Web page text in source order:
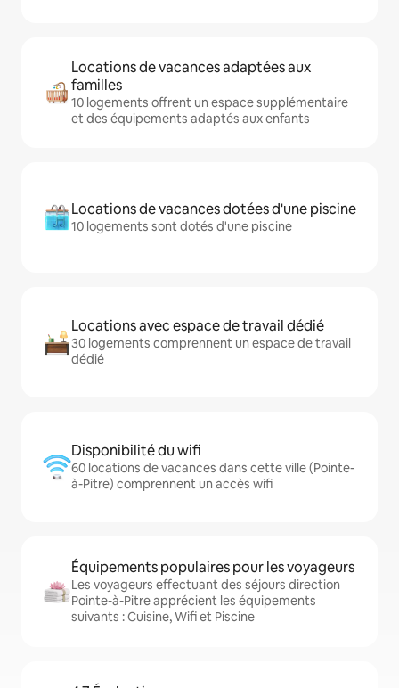
Locations de vacances adaptées aux
familles
10 logements offrent un espace supplémentaire
et des équipements adaptés aux enfants
Locations de vacances dotées d'une piscine
10 logements sont dotés d'une piscine
Locations avec espace de travail dédié
30 logements comprennent un espace de travail
dédié
Disponibilité du wifi
60 locations de vacances dans cette ville (Pointe-
à-Pitre) comprennent un accès wifi
Équipements populaires pour les voyageurs
Les voyageurs effectuant des séjours direction
Pointe-à-Pitre apprécient les équipements
suivants : Cuisine, Wifi et Piscine